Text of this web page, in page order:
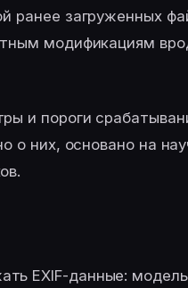
ранее загруженных
модификациям
и пороги
о них, основано на
EXIF-данные: